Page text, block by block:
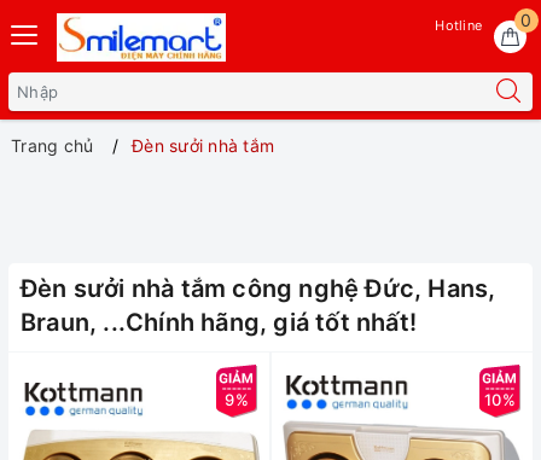
0
Hotline
Trang chủ Đèn sưởi nhà tắm
Đèn sưởi nhà tắm công nghệ Đức, Hans,
Braun, ...Chính hãng, giá tốt nhất!
9% 10%